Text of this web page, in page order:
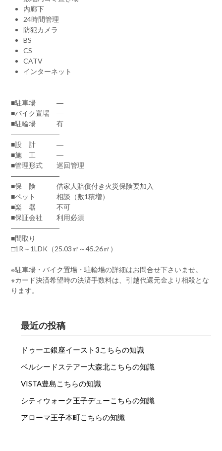
内廊下
24時間管理
防犯カメラ
BS
CS
CATV
インターネット
■駐車場 ―
■バイク置場 ―
■駐輪場 有
―――――――
■設 計 ―
■施 工 ―
■管理形式 巡回管理
―――――――
■保 険 借家人賠償付き火災保険要加入
■ペット 相談（敷1積増）
■楽 器 不可
■保証会社 利用必須
―――――――
■間取り
□1R～1LDK（25.03㎡～45.26㎡）
※駐車場・バイク置場・駐輪場の詳細はお問合せ下さいませ。
※カード決済希望時の決済手数料は、引越代還元金より相殺とな
ります。
最近の投稿
ドゥーエ銀座イースト3こちらの知識
ベルシードステアー大森北こちらの知識
VISTA豊島こちらの知識
シティウォーク王子デューこちらの知識
アローマ王子本町こちらの知識